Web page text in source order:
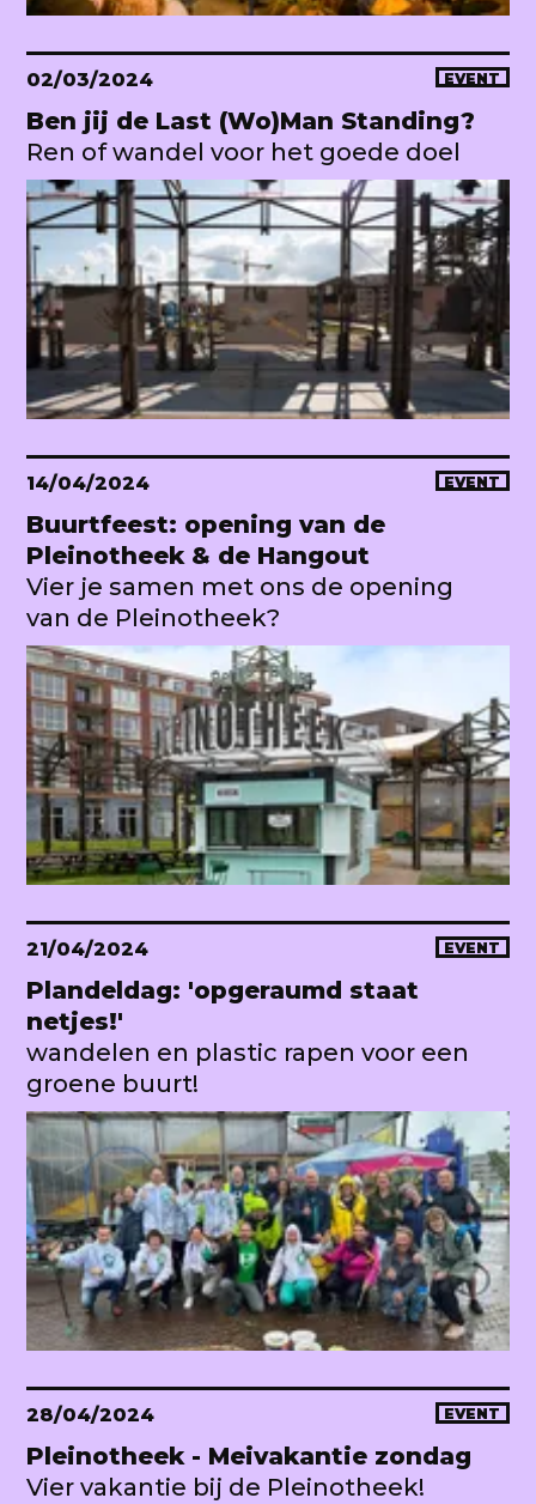
02/03/2024 EVENT
Ben jij de Last (Wo)Man Standing?
Ren of wandel voor het goede doel
14/04/2024 EVENT
Buurtfeest: opening van de
Pleinotheek & de Hangout
Vier je samen met ons de opening
van de Pleinotheek?
21/04/2024 EVENT
Plandeldag: 'opgeraumd staat
netjes!'
wandelen en plastic rapen voor een
groene buurt!
28/04/2024 EVENT
Pleinotheek - Meivakantie zondag
Vier vakantie bij de Pleinotheek!